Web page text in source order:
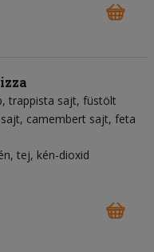
trappista sajt füstölt
camembert sajt feta
tej, kén-dioxid